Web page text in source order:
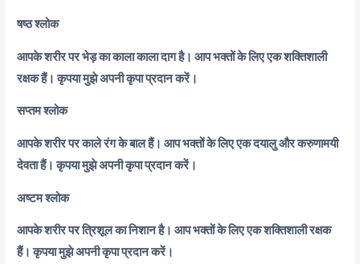
षष्ठ श्लोक
आपके शरीर पर भेड़ का काला काला दाग है। आप भक्तों के लिए एक शक्तिशाली
रक्षक हैं। कृपया मुझे अपनी कृपा प्रदान करें।
सप्तम श्लोक
आपके शरीर पर काले रंग के बाल हैं। आप भक्तों के लिए एक दयालु और करुणामयी
देवता हैं। कृपया मुझे अपनी कृपा प्रदान करें।
अष्टम श्लोक
आपके शरीर पर त्रिशूल का निशान है। आप भक्तों के लिए एक शक्तिशाली रक्षक
हैं। कृपया मुझे अपनी कृपा प्रदान करें।